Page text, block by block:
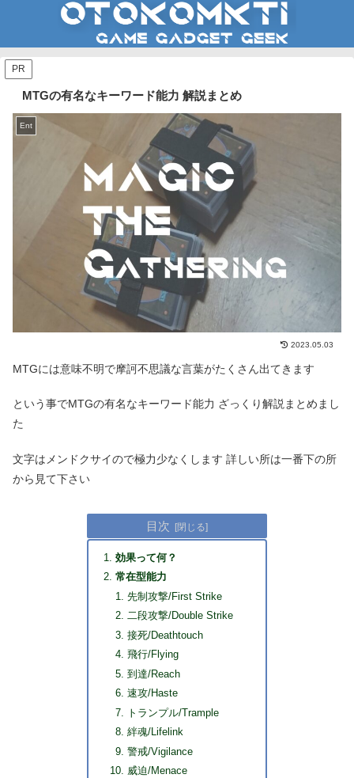
PR
MTGの有名なキーワード能力 解説まとめ
Ent
2023.05.03
MTGには意味不明で摩訶不思議な言葉がたくさん出てきます
という事でMTGの有名なキーワード能力 ざっくり解説まとめまし
た
文字はメンドクサイので極力少なくします 詳しい所は一番下の所
から見て下さい
目次
効果って何？
常在型能力
先制攻撃/First Strike
二段攻撃/Double Strike
接死/Deathtouch
飛行/Flying
到達/Reach
速攻/Haste
トランプル/Trample
絆魂/Lifelink
警戒/Vigilance
威迫/Menace